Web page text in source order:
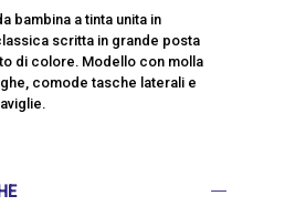
bambina a tinta unita in
scritta in grande posta
di colore. Modello con molla
comode tasche laterali e